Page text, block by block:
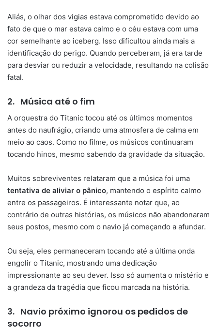
Aliás, o olhar dos vigias estava comprometido devido ao
fato de que o mar estava calmo e o céu estava com uma
cor semelhante ao iceberg. Isso dificultou ainda mais a
identificação do perigo. Quando perceberam, já era tarde
para desviar ou reduzir a velocidade, resultando na colisão
fatal.
2. Música até o fim
A orquestra do Titanic tocou até os últimos momentos
antes do naufrágio, criando uma atmosfera de calma em
meio ao caos. Como no filme, os músicos continuaram
tocando hinos, mesmo sabendo da gravidade da situação.
Muitos sobreviventes relataram que a música foi uma
tentativa de aliviar o pânico, mantendo o espírito calmo
entre os passageiros. É interessante notar que, ao
contrário de outras histórias, os músicos não abandonaram
seus postos, mesmo com o navio já começando a afundar.
Ou seja, eles permaneceram tocando até a última onda
engolir o Titanic, mostrando uma dedicação
impressionante ao seu dever. Isso só aumenta o mistério e
a grandeza da tragédia que ficou marcada na história.
3. Navio próximo ignorou os pedidos de
socorro